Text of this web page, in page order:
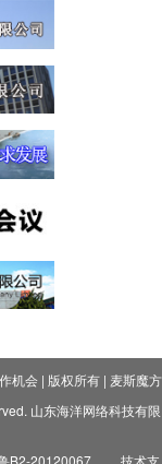
机会| 版权所有| 麦斯魔方
山东海洋网络科技有限